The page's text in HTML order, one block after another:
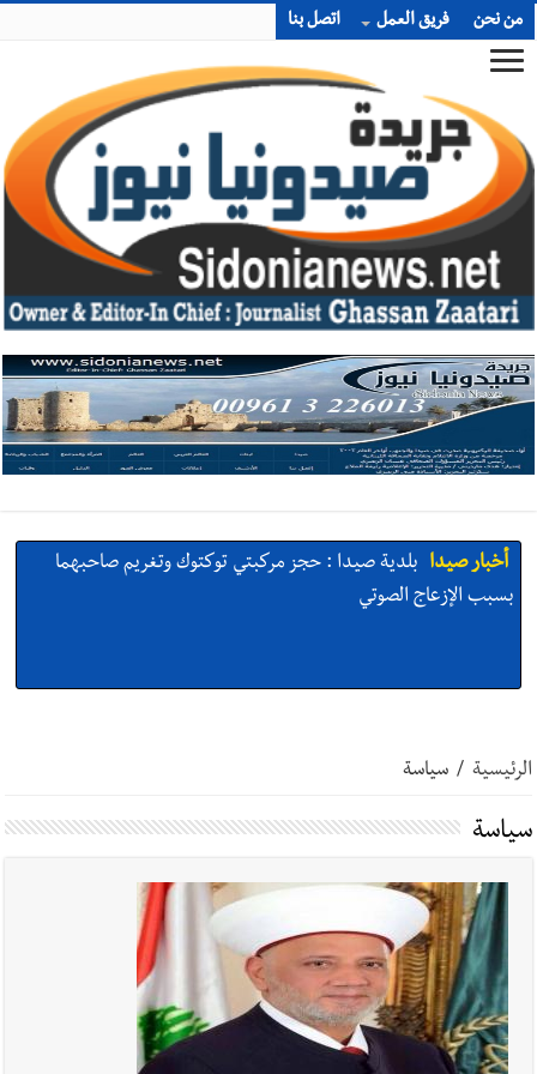
من نحن فريق العمل اتصل بنا
أخبار صيدا
بلدية صيدا : حجز مركبتي توكتوك وتغريم صاحبهما
بسبب الإزعاج الصوتي
أخبار صيدا We are hiring in Saida - Apply now before 14
التشاوري الأول للمرصد الحضري
أخبار صيدا بالصور : بلدية صيدا تستقبل السيد محمد زيدان:
استعراض شامل لمشاريع وتأكيدٌ على حماية القيمة التراثية للمدينة
القديمة
أخبار صيدا عمر مرجان يطلق أكاديمية نادي الحرية لكرة القدم
الرئيسية / سياسة
سياسة